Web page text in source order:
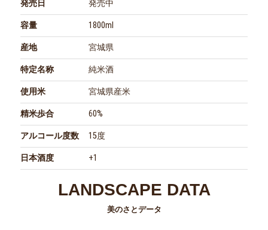
発売日 発売中
容量 1800ml
産地 宮城県
特定名称 純米酒
使用米 宮城県産米
精米歩合 60%
アルコール度数 15度
日本酒度 +1
LANDSCAPE DATA
美のさとデータ